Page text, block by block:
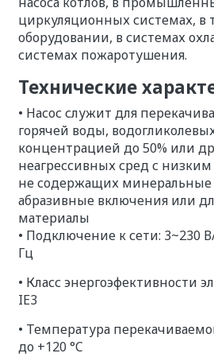
циркуляционных системах, в
оборудовании, в системах
системах пожаротушения.
Технические
• Насос служит для
горячей воды,
концентрацией до 50% или
неагрессивных сред с
не содержащих минеральные
абразивные включения или
материалы
• Подключение к сети: 3~230
Гц
• Класс энергоэфективности
IE3
• Температура
до +120 °C